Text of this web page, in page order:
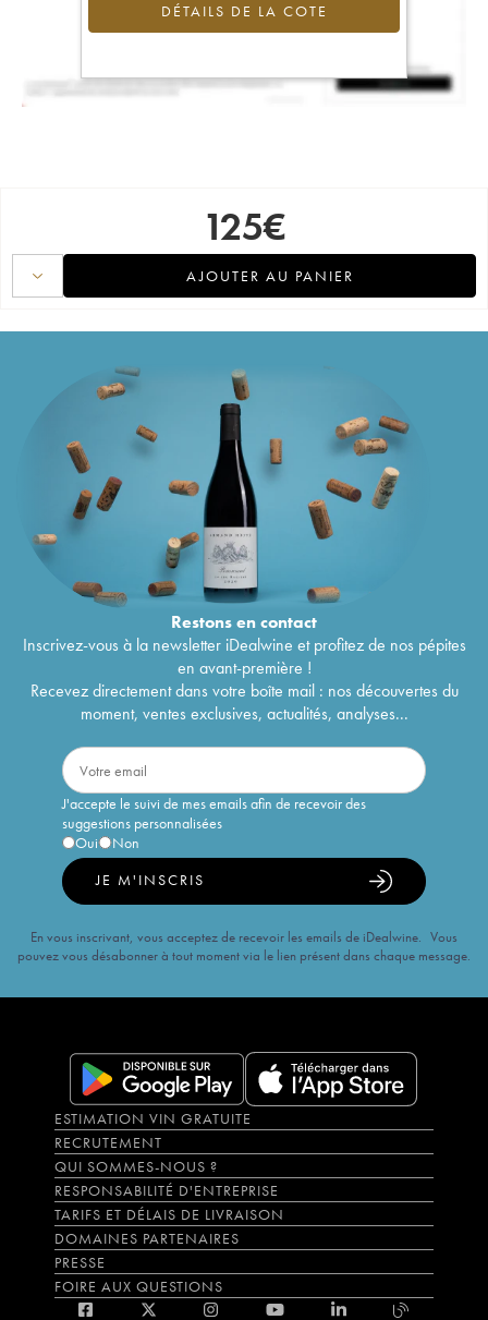
DÉTAILS DE LA COTE
125€
AJOUTER AU PANIER
Restons encontact
Inscrivez-vous à la newsletter iDealwine et profitez de nos pépites
en avant-première !
Recevez directement dans votre boîte mail : nos découvertes du
moment, ventes exclusives, actualités, analyses...
J'accepte le suivi de mes emails afin de recevoir des
suggestions personnalisées
Oui
Non
JE M'INSCRIS
En vous inscrivant, vous acceptez de recevoir les emails de iDealwine. Vous
pouvez vous désabonner à tout moment via le lien présent dans chaque message.
ESTIMATION VIN GRATUITE
RECRUTEMENT
QUI SOMMES-NOUS ?
RESPONSABILITÉ D'ENTREPRISE
TARIFS ET DÉLAIS DE LIVRAISON
DOMAINES PARTENAIRES
PRESSE
FOIRE AUX QUESTIONS